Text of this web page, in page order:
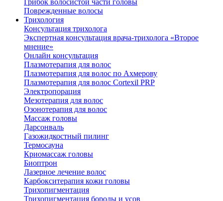
Грибок волосистой части головы
Поврежденные волосы
Трихология
Консультация трихолога
Экспертная консультация врача-трихолога «Второе
мнение»
Онлайн консультация
Плазмотерапия для волос
Плазмотерапия для волос по Ахмерову
Плазмотерапия для волос Cortexil PRP
Электропорация
Мезотерапия для волос
Озонотерапия для волос
Массаж головы
Дарсонваль
Газожидкостный пилинг
Термосауна
Криомассаж головы
Биоптрон
Лазерное лечение волос
Карбокситерапия кожи головы
Трихопигментация
Трихопигментация бороды и усов